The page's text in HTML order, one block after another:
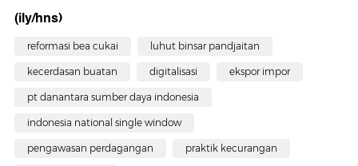
(ily/hns)
reformasi bea cukai luhut binsar pandjaitan
kecerdasan buatan digitalisasi ekspor impor
pt danantara sumber daya indonesia
indonesia national single window
pengawasan perdagangan praktik kecurangan